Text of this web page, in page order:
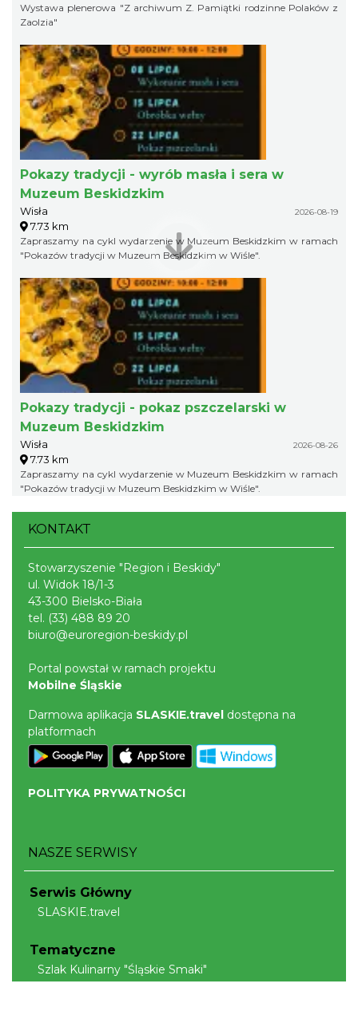
Wystawa plenerowa "Z archiwum Z. Pamiątki rodzinne Polaków z
Zaolzia"
Pokazy tradycji - wyrób masła i sera w
Muzeum Beskidzkim
Wisła 2026-08-19
7.73 km
Zapraszamy na cykl wydarzenie w Muzeum Beskidzkim w ramach
"Pokazów tradycji w Muzeum Beskidzkim w Wiśle".
Pokazy tradycji - pokaz pszczelarski w
Muzeum Beskidzkim
Wisła 2026-08-26
7.73 km
Zapraszamy na cykl wydarzenie w Muzeum Beskidzkim w ramach
"Pokazów tradycji w Muzeum Beskidzkim w Wiśle".
KONTAKT
Stowarzyszenie "Region i Beskidy"
ul. Widok 18/1-3
43-300 Bielsko-Biała
tel. (33) 488 89 20
biuro@euroregion-beskidy.pl
Portal powstał w ramach projektu
Mobilne Śląskie
Darmowa aplikacja SLASKIE.travel dostępna na
platformach
POLITYKA PRYWATNOŚCI
NASZE SERWISY
Serwis Główny
SLASKIE.travel
Tematyczne
Szlak Kulinarny "Śląskie Smaki"